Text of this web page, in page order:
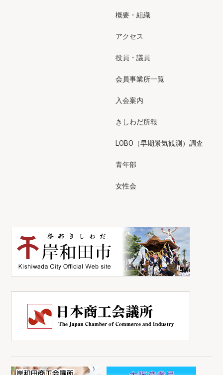
概要・組織
アクセス
役員・議員
会員事業所一覧
入会案内
きしわだ所報
LOBO（早期景気観測）調査
青年部
女性会